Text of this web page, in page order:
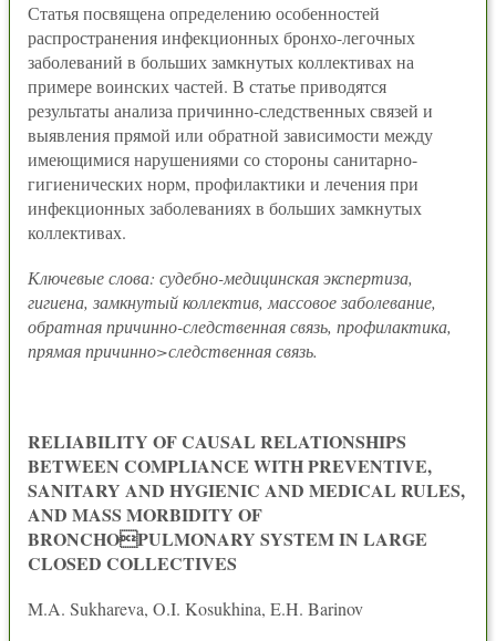
Статья посвящена определению особенностей
распространения инфекционных бронхо-легочных
заболеваний в больших замкнутых коллективах на
примере воинских частей. В статье приводятся
результаты анализа причинно-следственных связей и
выявления прямой или обратной зависимости между
имеющимися нарушениями со стороны санитарно-
гигиенических норм, профилактики и лечения при
инфекционных заболеваниях в больших замкнутых
коллективах.
Ключевые слова: судебно-медицинская экспертиза,
гигиена, замкнутый коллектив, массовое заболевание,
обратная причинно-следственная связь, профилактика,
прямая причинно>следственная связь.
RELIABILITY OF CAUSAL RELATIONSHIPS
BETWEEN COMPLIANCE WITH PREVENTIVE,
SANITARY AND HYGIENIC AND MEDICAL RULES,
AND MASS MORBIDITY OF
BRONCHOPULMONARY SYSTEM IN LARGE
CLOSED COLLECTIVES
M.A. Sukhareva, O.I. Kosukhina, E.H. Barinov